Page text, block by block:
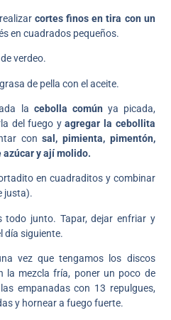
cortes finos en tira con un
en cuadrados pequeños.
verdeo.
de pella con el aceite.
la cebolla común ya picada,
del fuego yagregar la cebollita
consal, pimienta, pimentón,
azúcar y ají molido.
en cuadraditos y combinar
justa).
todo junto. Tapar, dejar enfriar y
día siguiente.
vez que tengamos los discos
la mezcla fría, poner un poco de
empanadas con 13 repulgues,
y hornear a fuego fuerte.